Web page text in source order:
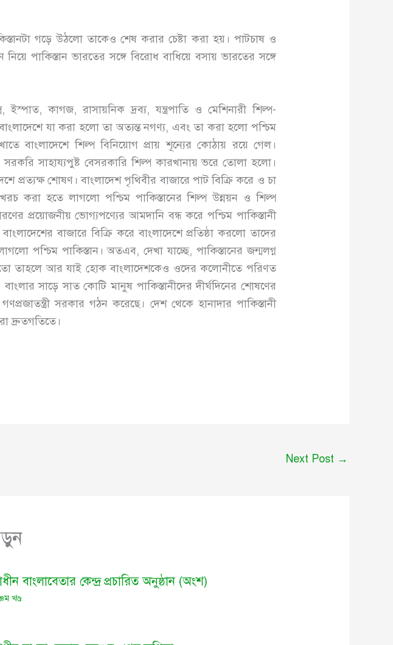
গড়ে উঠলো তাকেও শেষ করার চেষ্টা করা হয়। পাটচাষ ও
পাকিস্তান ভারতের সঙ্গে বিরোধ বাধিয়ে বসায় ভারতের সঙ্গে
ইস্পাত, কাগজ, রাসায়নিক দ্রব্য, যন্ত্রপাতি ও মেশিনারী শিল্প-
যা করা হলো তা অত্যন্ত নগণ্য, এবং তা করা হলো পশ্চিম
বাংলাদেশে শিল্প বিনিয়োগ প্রায় শূন্যের কোঠায় রয়ে গেল।
সাহায্যপুষ্ট বেসরকারি শিল্প কারখানায় ভরে তোলা হলো।
প্রত্যক্ষ শোষণ। বাংলাদেশ পৃথিবীর বাজারে পাট বিক্রি করে ও চা
করা হতে লাগলো পশ্চিম পাকিস্তানের শিল্প উন্নয়ন ও শিল্প
প্রয়োজনীয় ভোগ্যপণ্যের আমদানি বন্ধ করে পশ্চিম পাকিস্তানী
বাজারে বিক্রি করে বাংলাদেশে প্রতিষ্ঠা করলো তাদের
পশ্চিম পাকিস্তান। অতএব, দেখা যাচ্ছে, পাকিস্তানের জন্মলগ্ন
হতো তাহলে আর যাই হোক বাংলাদেশকেও ওদের কলোনীতে পরিণত
সাড়ে সাত কোটি মানুষ পাকিস্তানীদের দীর্ঘদিনের শোষণের
সরকার গঠন করেছে। দেশ থেকে হানাদার পাকিস্তানী
দ্রুতগতিতে।
Next Post →
বাংলাবেতার কেন্দ্র প্রচারিত অনুষ্ঠান (অংশ)
খণ্ড